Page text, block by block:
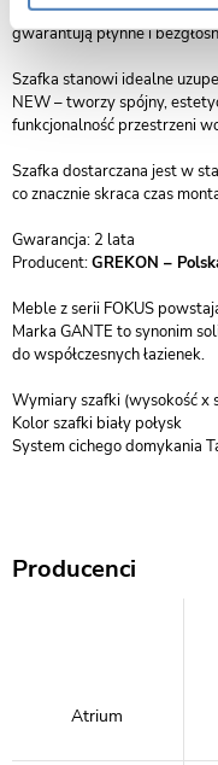
użytkowanie. Nowoczesne
gwarantują płynne i
Szafka stanowi idealne
NEW – tworzy spójny,
funkcjonalność przestrzeni
Szafka dostarczana jest w
co znacznie skraca czas
Gwarancja: 2 lata
Producent:GREKON –
Meble z serii FOKUS
Marka GANTE to synonim
do współczesnych łazienek.
Wymiary szafki (wysokość x
Kolor szafki biały połysk
System cichego domykania
Producenci
Atrium